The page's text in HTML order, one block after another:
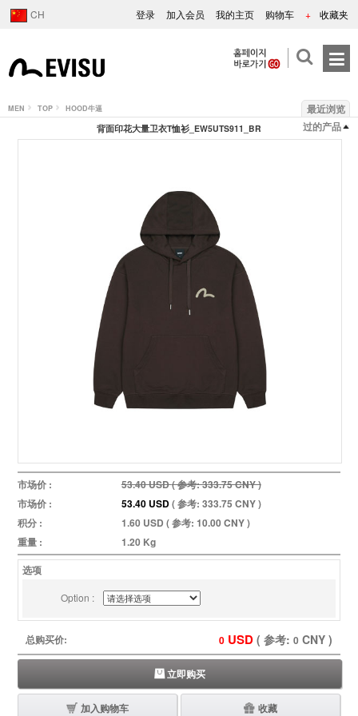
CH 登录 加入会员 我的主页 购物车 + 收藏夹
MEN TOP HOOD牛逼
最近浏览
过的产品
背面印花大量卫衣T恤衫_EW5UTS911_BR
市场价 : 53.40 USD( 参考: 333.75 CNY )
53.40 USD ( 参考: 333.75 CNY )
市场价 : 53.40 USD( 参考: 333.75 CNY )
积分 :
1.60 USD ( 参考: 10.00 CNY )
重量 :
1.20 Kg
选项
Option :
总购买价: 0 USD( 参考:0 CNY )
立即购买
加入购物车 收藏